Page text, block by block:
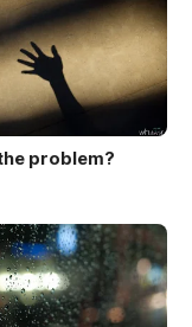
힘
problem?